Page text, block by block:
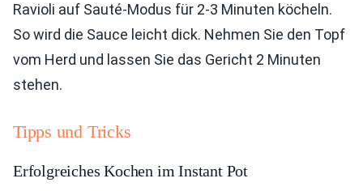
Ravioli auf Sauté-Modus für 2-3 Minuten köcheln.
So wird die Sauce leicht dick. Nehmen Sie den Topf
vom Herd und lassen Sie das Gericht 2 Minuten
stehen.
Tipps und Tricks
Erfolgreiches Kochen im Instant Pot